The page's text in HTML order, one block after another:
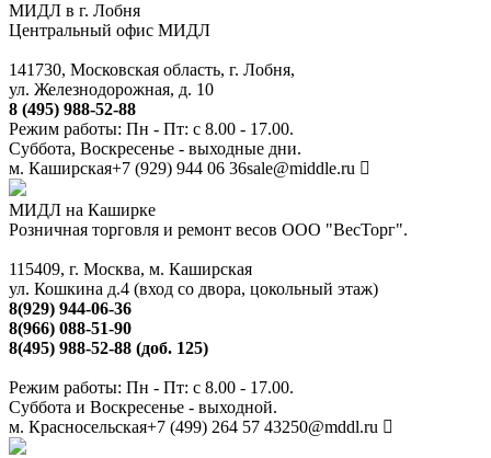
МИДЛ в г. Лобня
Центральный офис МИДЛ
141730, Московская область, г. Лобня,
ул. Железнодорожная, д. 10
8 (495) 988-52-88
Режим работы: Пн - Пт: с 8.00 - 17.00.
Суббота, Воскресенье - выходные дни.
м. Каширская+7 (929) 944 06 36sale@middle.ru
МИДЛ на Каширке
Розничная торговля и ремонт весов ООО "ВесТорг".
115409, г. Москва, м. Каширская
ул. Кошкина д.4 (вход со двора, цокольный этаж)
8(929) 944-06-36
8(966) 088-51-90
8(495) 988-52-88 (доб. 125)
Режим работы: Пн - Пт: с 8.00 - 17.00.
Суббота и Воскресенье - выходной.
м. Красносельская+7 (499) 264 57 43250@mddl.ru